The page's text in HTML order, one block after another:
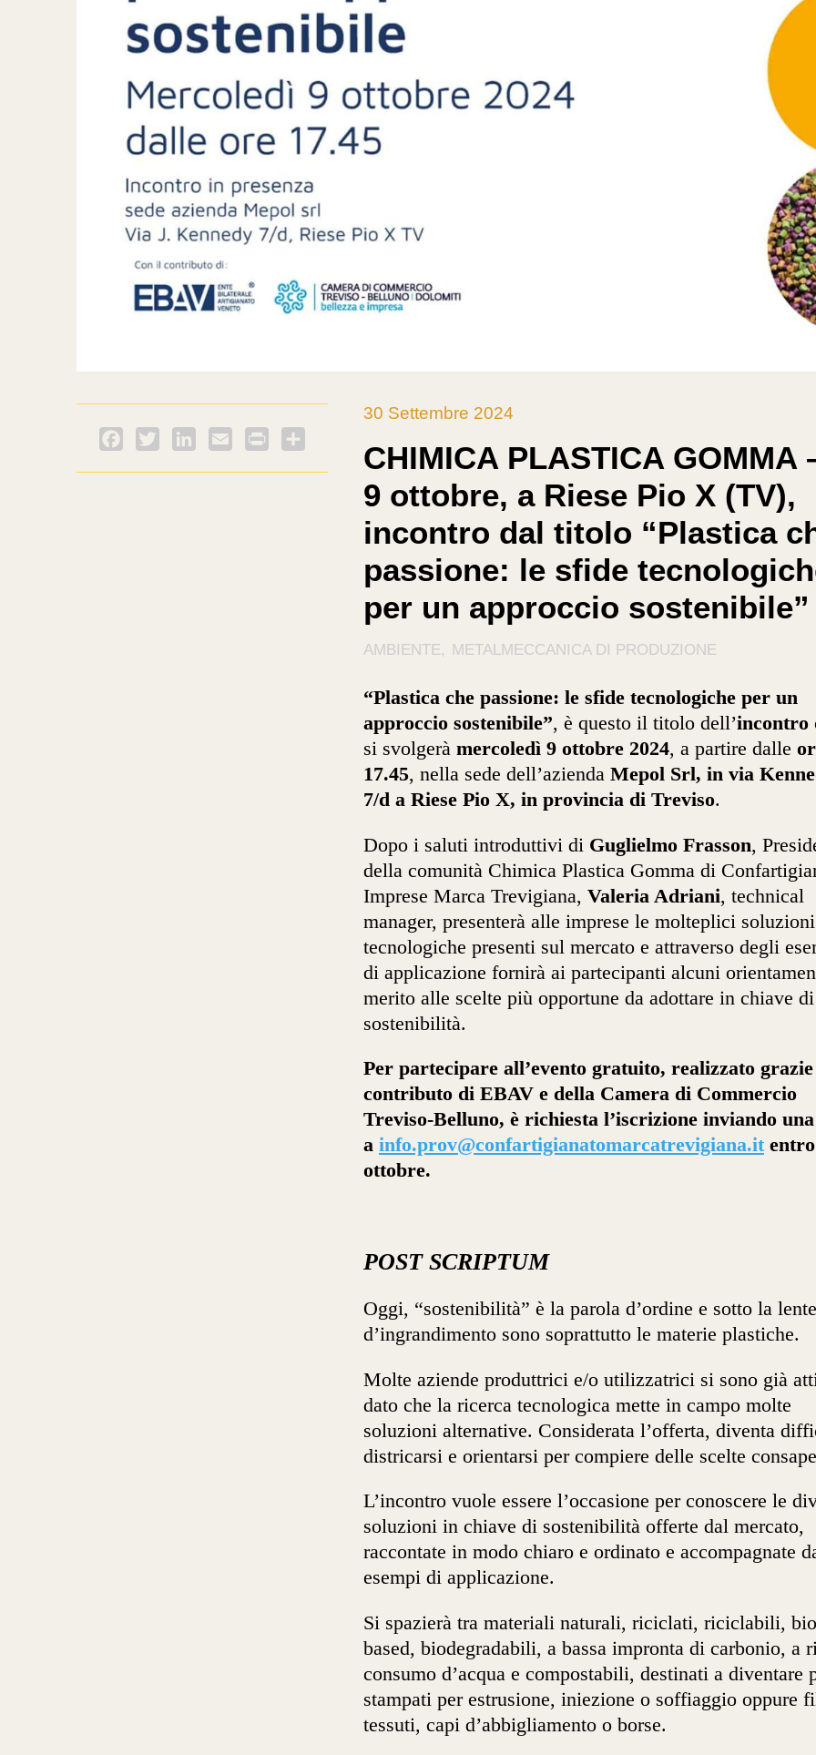
Facebook
Twitter LinkedInEmail PrintFriendly
30 Settembre 2024
CHIMICA PLASTICA GOMMA
9 ottobre, a Riese Pio X (TV),
incontro dal titolo “Plastica
passione: le sfide
per un approccio sostenibile”
AMBIENTE METALMECCANICA DI PRODUZIONE
“Plastica che passione: le sfide tecnologiche per un
approccio sostenibile”, è questo il titolo dell’incontro
si svolgerà mercoledì 9 ottobre 2024, a partire dalle
17.45, nella sede dell’azienda Mepol Srl, in via
7/d a Riese Pio X, in provincia di Treviso.
Dopo i saluti introduttivi di Guglielmo Frasson,
della comunità Chimica Plastica Gomma di
Imprese Marca Trevigiana, Valeria Adriani, technical
manager, presenterà alle imprese le molteplici soluzioni
tecnologiche presenti sul mercato e attraverso degli
di applicazione fornirà ai partecipanti alcuni
merito alle scelte più opportune da adottare in chiave di
sostenibilità.
Per partecipare all’evento gratuito, realizzato
contributo di EBAV e della Camera di Commercio
Treviso-Belluno, è richiesta l’iscrizione inviando
a info.prov@confartigianatomarcatrevigiana.it
ottobre.
POST SCRIPTUM
Oggi, “sostenibilità” è la parola d’ordine e sotto la lente
d’ingrandimento sono soprattutto le materie plastiche.
Molte aziende produttrici e/o utilizzatrici si sono già
dato che la ricerca tecnologica mette in campo molte
soluzioni alternative. Considerata l’offerta, diventa
districarsi e orientarsi per compiere delle scelte
L’incontro vuole essere l’occasione per conoscere le
soluzioni in chiave di sostenibilità offerte dal mercato,
raccontate in modo chiaro e ordinato e accompagnate
esempi di applicazione.
Si spazierà tra materiali naturali, riciclati, riciclabili,
based, biodegradabili, a bassa impronta di carbonio, a
consumo d’acqua e compostabili, destinati a diventare
stampati per estrusione, iniezione o soffiaggio oppure
tessuti, capi d’abbigliamento o borse.